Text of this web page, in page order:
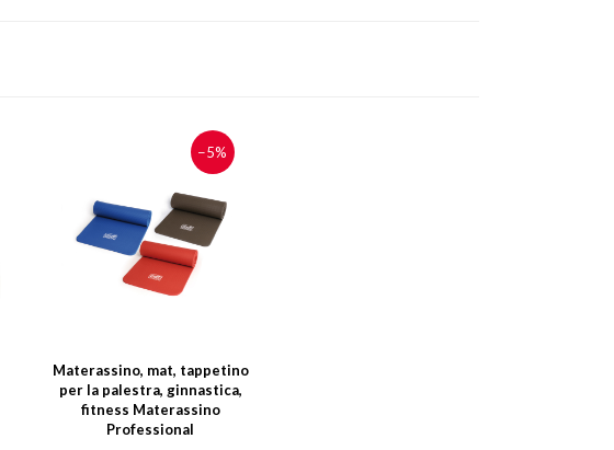
−5%
Materassino, mat, tappetino
per la palestra, ginnastica,
fitness Materassino
Professional